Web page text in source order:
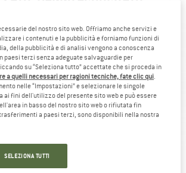
del nostro sito web. Offriamo anche servizi e
i contenuti e la pubblicità e forniamo funzioni di
della pubblicità e di analisi vengono a conoscenza
terzi senza adeguate salvaguardie per
su “Seleziona tutto” accettate che si proceda in
a quelli necessari per ragioni tecniche, fate clic qui.
nelle “Impostazioni” e selezionare le singole
fini dell'utilizzo del presente sito web e può essere
in basso del nostro sito web o rifiutata fin
a paesi terzi, sono disponibili nella nostra
SELEZIONA TUTTI